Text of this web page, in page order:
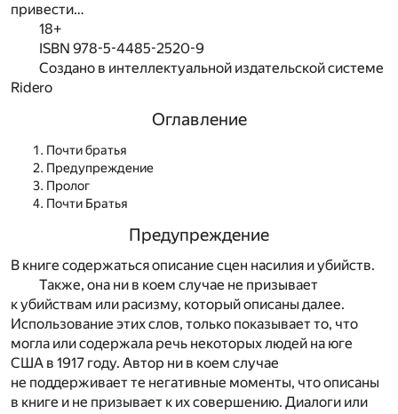
привести…
18+
ISBN 978-5-4485-2520-9
Создано в интеллектуальной издательской системе
Ridero
Оглавление
Почти братья
Предупреждение
Пролог
Почти Братья
Предупреждение
В книге содержаться описание сцен насилия и убийств.
Также, она ни в коем случае не призывает
к убийствам или расизму, который описаны далее.
Использование этих слов, только показывает то, что
могла или содержала речь некоторых людей на юге
США в 1917 году. Автор ни в коем случае
не поддерживает те негативные моменты, что описаны
в книге и не призывает к их совершению. Диалоги или